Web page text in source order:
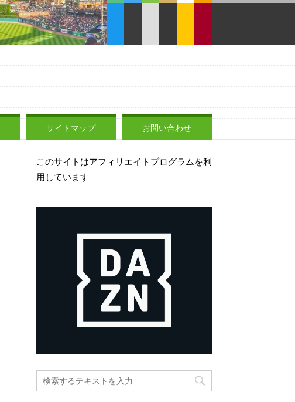
サイトマップ お問い合わせ
このサイトはアフィリエイトプログラムを利
用しています